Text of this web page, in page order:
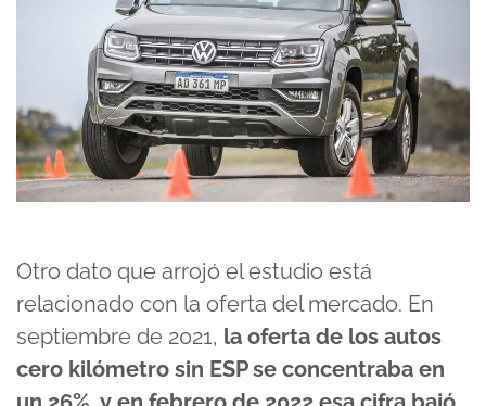
Otro dato que arrojó el estudio está
relacionado con la oferta del mercado. En
septiembre de 2021, la oferta de los autos
cero kilómetro sin ESP se concentraba en